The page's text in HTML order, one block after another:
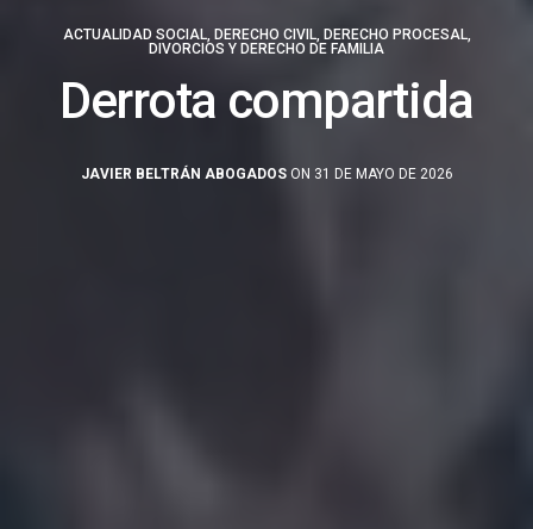
ACTUALIDAD SOCIAL, DERECHO CIVIL, DERECHO PROCESAL,
DIVORCIOS Y DERECHO DE FAMILIA
Derrota compartida
JAVIER BELTRÁN ABOGADOSON 31 DE MAYO DE 2026